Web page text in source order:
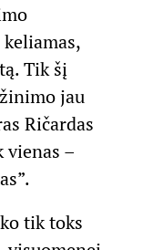
Tik šį
jau
Ričardas
vienas –
tik toks